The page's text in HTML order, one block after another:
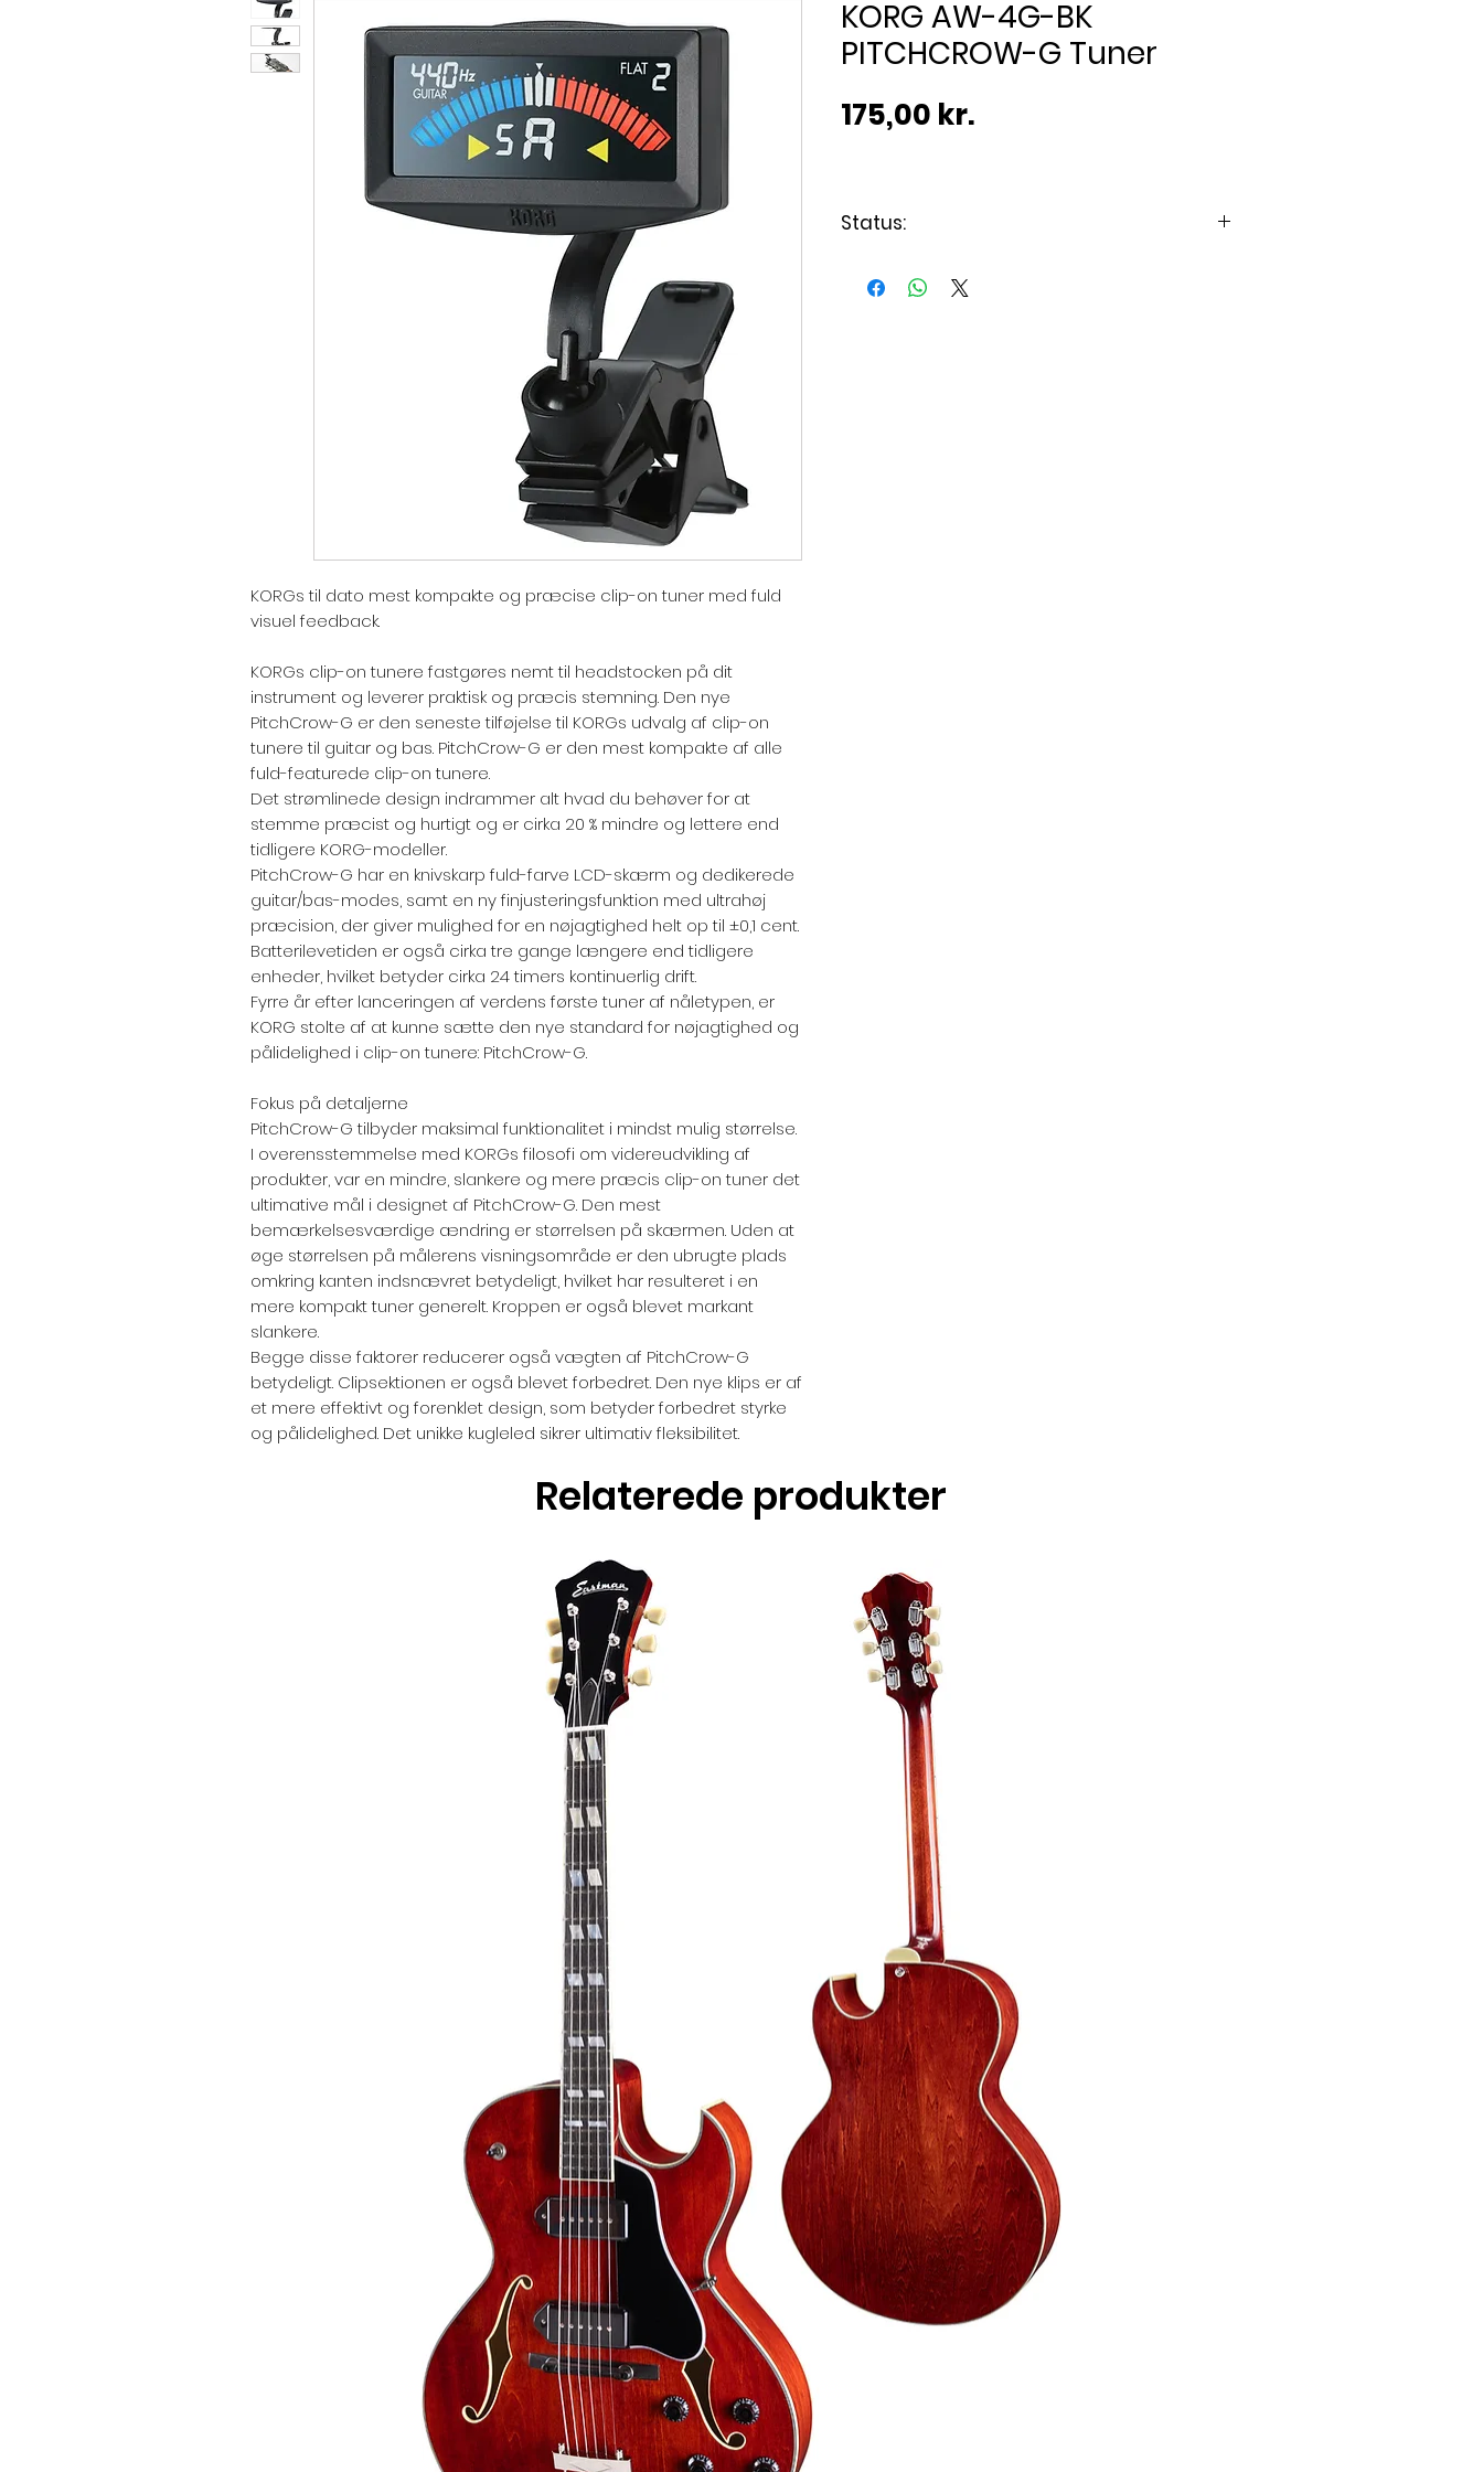
KORGs til dato mest kompakte og præcise clip-on tuner med fuld
visuel feedback.
KORGs clip-on tunere fastgøres nemt til headstocken på dit
instrument og leverer praktisk og præcis stemning. Den nye
PitchCrow-G er den seneste tilføjelse til KORGs udvalg af clip-on
tunere til guitar og bas. PitchCrow-G er den mest kompakte af alle
fuld-featurede clip-on tunere.
Det strømlinede design indrammer alt hvad du behøver for at
stemme præcist og hurtigt og er cirka 20 % mindre og lettere end
tidligere KORG-modeller.
PitchCrow-G har en knivskarp fuld-farve LCD-skærm og dedikerede
guitar/bas-modes, samt en ny finjusteringsfunktion med ultrahøj
præcision, der giver mulighed for en nøjagtighed helt op til ±0,1 cent.
Batterilevetiden er også cirka tre gange længere end tidligere
enheder, hvilket betyder cirka 24 timers kontinuerlig drift.
Fyrre år efter lanceringen af verdens første tuner af nåletypen, er
KORG stolte af at kunne sætte den nye standard for nøjagtighed og
pålidelighed i clip-on tunere: PitchCrow-G.
Fokus på detaljerne
PitchCrow-G tilbyder maksimal funktionalitet i mindst mulig størrelse.
I overensstemmelse med KORGs filosofi om videreudvikling af
produkter, var en mindre, slankere og mere præcis clip-on tuner det
ultimative mål i designet af PitchCrow-G. Den mest
bemærkelsesværdige ændring er størrelsen på skærmen. Uden at
øge størrelsen på målerens visningsområde er den ubrugte plads
omkring kanten indsnævret betydeligt, hvilket har resulteret i en
mere kompakt tuner generelt. Kroppen er også blevet markant
slankere.
Begge disse faktorer reducerer også vægten af ​​PitchCrow-G
betydeligt. Clipsektionen er også blevet forbedret. Den nye klips er af
et mere effektivt og forenklet design, som betyder forbedret styrke
og pålidelighed. Det unikke kugleled sikrer ultimativ fleksibilitet.
KORG AW-4G-BK
PITCHCROW-G Tuner
175,00 kr.Pris
Status:
Relaterede produkter